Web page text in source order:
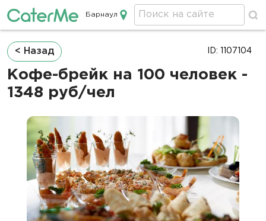
Кейтеринг в Барнауле
Барнаул
Строка
навигации
< Назад
Кофе-брейк на 100 человек -
1348 руб/чел
ID: 1107104